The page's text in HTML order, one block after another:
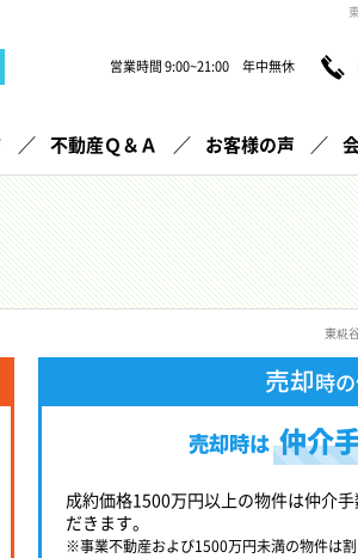
営業時間 9:00~21:00 年中無休
不動産Ｑ＆Ａ お客様の声
東糀
売却時
売却時は 仲介
成約価格1500万円以上の物件は仲介
だきます。
※事業不動産および1500万円未満の物件は割